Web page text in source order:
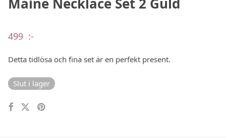
499 :-
Detta tidlösa och fina set är en perfekt present.
Slut i lager